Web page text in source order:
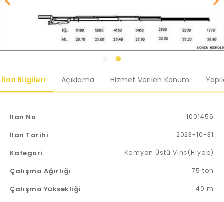
İlan Bilgileri Açıklama Hizmet Verilen Konum
İlan No 1001456
İlan Tarihi 2023-10-31
Kategori Kamyon Üstü Vinç(Hiyap)
Çalışma Ağırlığı 75 ton
Çalışma Yüksekliği 40 m